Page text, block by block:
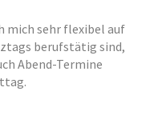
mich sehr flexibel auf
berufstätig sind,
Abend-Termine